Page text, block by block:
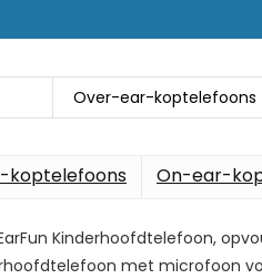
Over-ear-koptelefoons
koptelefoons On-ear-
Kinderhoofdtelefoon,
met microfoon